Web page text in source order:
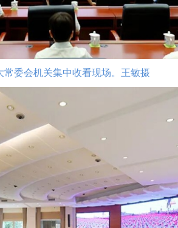
常委会机关集中收看现场。王敏摄